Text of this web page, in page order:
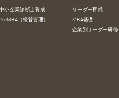
中小企業診断士養成
PreMBA（経営管理）
リーダー育成
MBA基礎
企業別リーダー研修